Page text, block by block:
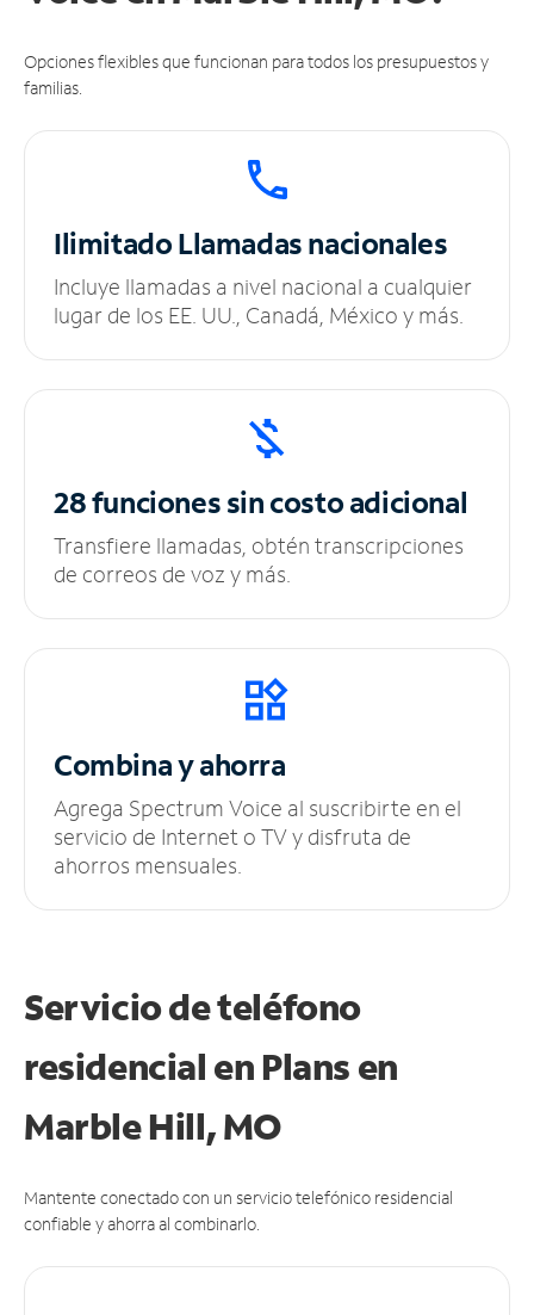
Opciones flexibles que funcionan para todos los presupuestos y
familias.
IlimitadoLlamadas nacionales
Incluye llamadas a nivel nacional a cualquier
lugar de los EE. UU., Canadá, México y más.
28 funciones sincosto adicional
Transfiere llamadas, obtén transcripciones
de correos de voz y más.
Combina y ahorra
Agrega Spectrum Voice al suscribirte en el
servicio de Internet o TV y disfruta de
ahorros mensuales.
Servicio de teléfono
residencial en Plans en
Marble Hill, MO
Mantente conectado con un servicio telefónico residencial
confiable y ahorra al combinarlo.